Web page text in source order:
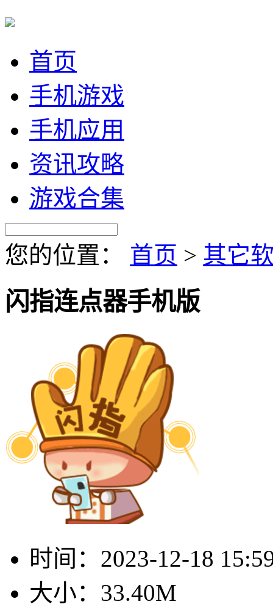
首页
手机游戏
手机应用
资讯攻略
游戏合集
您的位置： 首页 > 其它
闪指连点器手机版
时间： 2023-12-18
大小： 33.40M